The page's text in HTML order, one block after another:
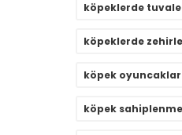
köpeklerde
köpeklerde
köpek
köpek sahiplenme